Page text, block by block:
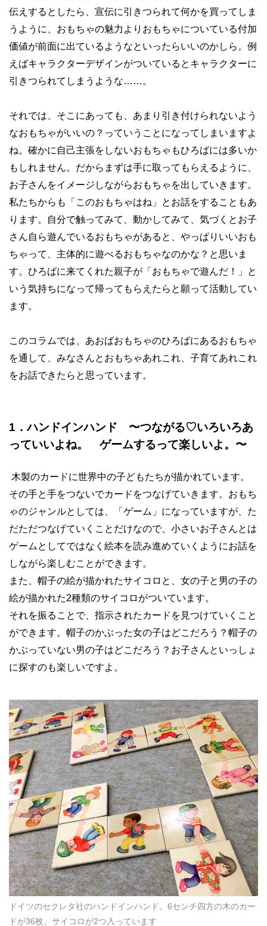
伝えするとしたら、宣伝に引きつられて何かを買ってしま
うように、おもちゃの魅力よりおもちゃについている付加
価値が前面に出ているようなといったらいいのかしら。例
えばキャラクターデザインがついているとキャラクターに
引きつられてしまうような……。
それでは、そこにあっても、あまり引き付けられないよう
なおもちゃがいいの？っていうことになってしまいますよ
ね。確かに自己主張をしないおもちゃもひろばには多いか
もしれません。だからまずは手に取ってもらえるように、
お子さんをイメージしながらおもちゃを出していきます。
私たちからも「このおもちゃはね」とお話をすることもあ
ります。自分で触ってみて、動かしてみて、気づくとお子
さん自ら遊んでいるおもちゃがあると、やっぱりいいおも
ちゃって、主体的に遊べるおもちゃなのかな？と思いま
す。ひろばに来てくれた親子が「おもちゃで遊んだ！」と
いう気持ちになって帰ってもらえたらと願って活動してい
ます。
このコラムでは、あおばおもちゃのひろばにあるおもちゃ
を通して、みなさんとおもちゃあれこれ、子育てあれこれ
をお話できたらと思っています。
1．ハンドインハンド 〜つながる♡いろいろあ
っていいよね。 ゲームするって楽しいよ。〜
木製のカードに世界中の子どもたちが描かれています。
その手と手をつないでカードをつなげていきます。おもち
ゃのジャンルとしては、「ゲーム」になっていますが、た
だただつなげていくことだけなので、小さいお子さんとは
ゲームとしてではなく絵本を読み進めていくようにお話を
しながら楽しむことができます。
また、帽子の絵が描かれたサイコロと、女の子と男の子の
絵が描かれた2種類のサイコロがついています。
それを振ることで、指示されたカードを見つけていくこと
ができます。帽子のかぶった女の子はどこだろう？帽子の
かぶっていない男の子はどこだろう？お子さんといっしょ
に探すのも楽しいですよ。
ドイツのセクレタ社のハンドインハンド。6センチ四方の木のカー
ドが36枚、サイコロが2つ入っています